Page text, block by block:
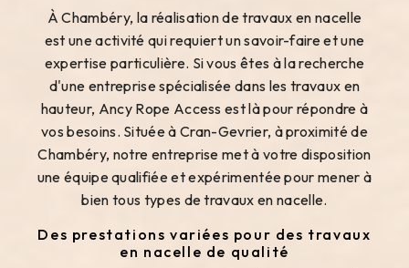
À Chambéry, la réalisation de travaux en nacelle
est une activité qui requiert un savoir-faire et une
expertise particulière. Si vous êtes à la recherche
d'une entreprise spécialisée dans les travaux en
hauteur, Ancy Rope Access est là pour répondre à
vos besoins. Située à Cran-Gevrier, à proximité de
Chambéry, notre entreprise met à votre disposition
une équipe qualifiée et expérimentée pour mener à
bien tous types de travaux en nacelle.
Des prestations variées pour des travaux
en nacelle de qualité